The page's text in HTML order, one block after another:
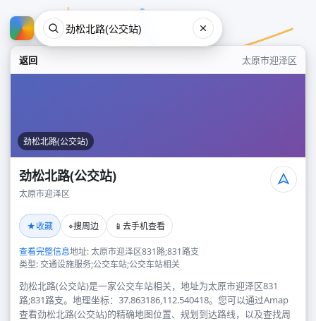
返回 太原市迎泽区
劲松北路(公交站)
劲松北路(公交站)
太原市迎泽区
★收藏 ⌖搜周边 📱 去手机查看
查看完整信息地址: 太原市迎泽区831路;831路支
类型: 交通设施服务;公交车站;公交车站相关
劲松北路(公交站)是一家公交车站相关，地址为太原市迎泽区831
路;831路支。地理坐标：37.863186,112.540418。您可以通过Amap
查看劲松北路(公交站)的精确地图位置、规划到达路线，以及查找周